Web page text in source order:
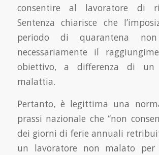
consentire al lavoratore di
Sentenza chiarisce che
periodo di quarantena non
necessariamente il
obiettivo, a differenza di un
malattia.
Pertanto, è legittima una
prassi nazionale che “non
dei giorni di ferie annuali
un lavoratore non malato per